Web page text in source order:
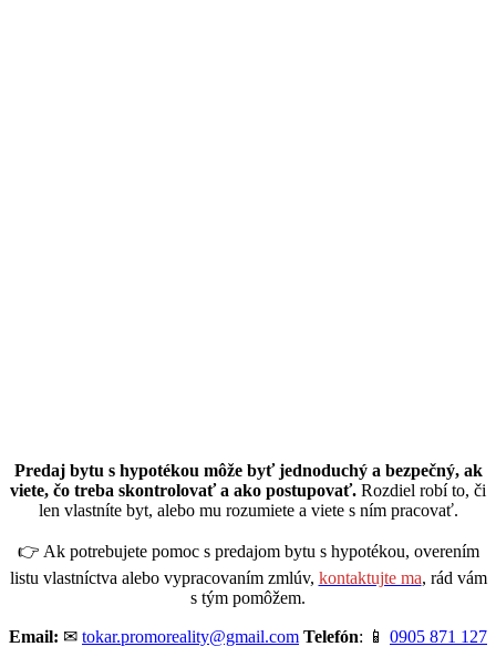
Predaj bytu s hypotékou môže byť jednoduchý a bezpečný, ak
viete, čo treba skontrolovať a ako postupovať. Rozdiel robí to, či
len vlastníte byt, alebo mu rozumiete a viete s ním pracovať.
👉 Ak potrebujete pomoc s predajom bytu s hypotékou, overením
listu vlastníctva alebo vypracovaním zmlúv, kontaktujte ma, rád vám
s tým pomôžem.
Email: ✉ tokar.promoreality@gmail.com Telefón: 📱 0905 871 127